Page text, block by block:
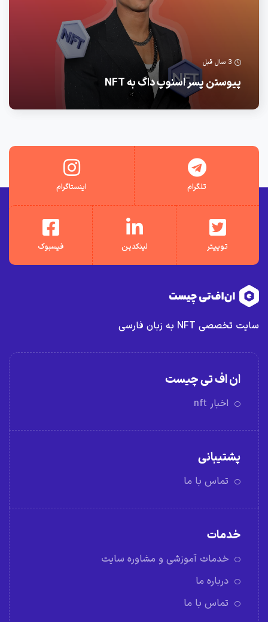
3 سال قبل
پیوستن پسر اسنوپ داگ به NFT
تلگرام اینستاگرام
توییتر لینکدین فیسبوک
سایت تخصصی NFT به زبان فارسی
ان اف تی چیست
اخبار nft
پشتیبانی
تماس با ما
خدمات
خدمات آموزشی و مشاوره سایت
درباره ما
تماس با ما